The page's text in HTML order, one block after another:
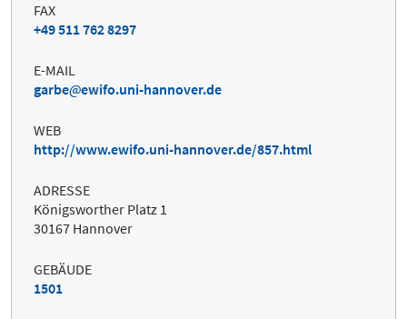
FAX
+49 511 762 8297
E-MAIL
garbe
ewifo.uni-hannover.de
WEB
http://www.ewifo.uni-hannover.de/857.html
ADRESSE
Königsworther Platz 1
30167 Hannover
GEBÄUDE
1501